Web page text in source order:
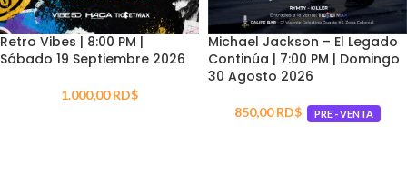
Retro Vibes | 8:00 PM |
Sábado 19 Septiembre 2026
1.000,00RD$
Michael Jackson – El Legado
Continúa | 7:00 PM | Domingo
30 Agosto 2026
850,00RD$ PRE - VENTA